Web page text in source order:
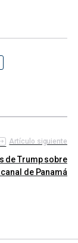
Artículo siguiente
de Trump sobre
de Panamá